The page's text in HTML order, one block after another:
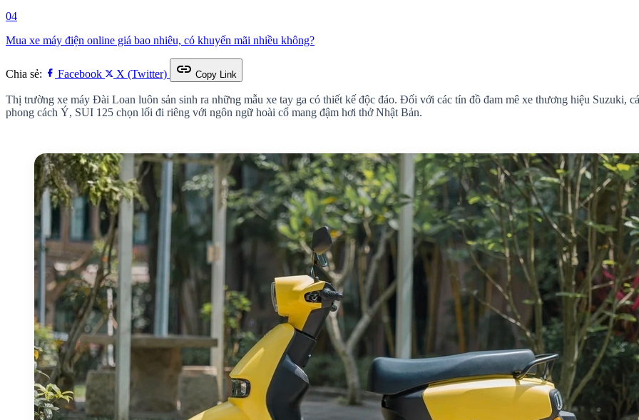
04
Mua xe máy điện online giá bao nhiêu, có khuyến mãi nhiều không?
Chia sẻ: Facebook X (Twitter) link Copy Link
Thị trường xe máy Đài Loan luôn sản sinh ra những mẫu xe tay ga có thiết kế độc đáo. Đối với các tín đồ đam mê xe thương hiệu Suzuki,
phong cách Ý, SUI 125 chọn lối đi riêng với ngôn ngữ hoài cổ mang đậm hơi thở Nhật Bản.